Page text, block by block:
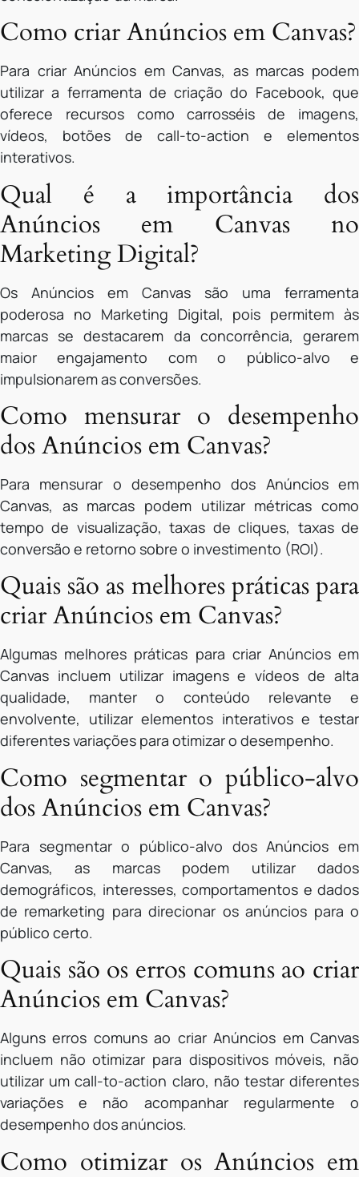
Como criar Anúncios em Canvas?
Para criar Anúncios em Canvas, as marcas podem
utilizar a ferramenta de criação do Facebook, que
oferece recursos como carrosséis de imagens,
vídeos, botões de call-to-action e elementos
interativos.
Qual é a importância dos
Anúncios em Canvas no
Marketing Digital?
Os Anúncios em Canvas são uma ferramenta
poderosa no Marketing Digital, pois permitem às
marcas se destacarem da concorrência, gerarem
maior engajamento com o público-alvo e
impulsionarem as conversões.
Como mensurar o desempenho
dos Anúncios em Canvas?
Para mensurar o desempenho dos Anúncios em
Canvas, as marcas podem utilizar métricas como
tempo de visualização, taxas de cliques, taxas de
conversão e retorno sobre o investimento (ROI).
Quais são as melhores práticas para
criar Anúncios em Canvas?
Algumas melhores práticas para criar Anúncios em
Canvas incluem utilizar imagens e vídeos de alta
qualidade, manter o conteúdo relevante e
envolvente, utilizar elementos interativos e testar
diferentes variações para otimizar o desempenho.
Como segmentar o público-alvo
dos Anúncios em Canvas?
Para segmentar o público-alvo dos Anúncios em
Canvas, as marcas podem utilizar dados
demográficos, interesses, comportamentos e dados
de remarketing para direcionar os anúncios para o
público certo.
Quais são os erros comuns ao criar
Anúncios em Canvas?
Alguns erros comuns ao criar Anúncios em Canvas
incluem não otimizar para dispositivos móveis, não
utilizar um call-to-action claro, não testar diferentes
variações e não acompanhar regularmente o
desempenho dos anúncios.
Como otimizar os Anúncios em